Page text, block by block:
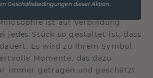
GESCHAFFEN
ist auf Verbindung
jedes Stück so gestaltet ist, dass
Es wird zu Ihrem Symbol
Momente, das dazu
immer getragen und geschätzt
Geschäftsbedingungen dieser Aktion.